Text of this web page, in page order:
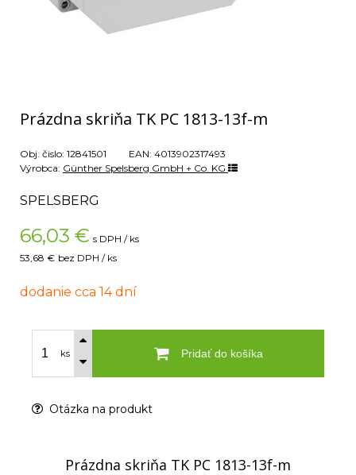
Prázdna skriňa TK PC 1813-13f-m
Obj. čislo: 12841501 EAN: 4013902317493
Výrobca: Günther Spelsberg GmbH + Co. KG
SPELSBERG
66,03 € s DPH / ks
53,68 € bez DPH / ks
dodanie cca 14 dní
ks Pridať do košíka
Otázka na produkt
Prázdna skriňa TK PC 1813-13f-m